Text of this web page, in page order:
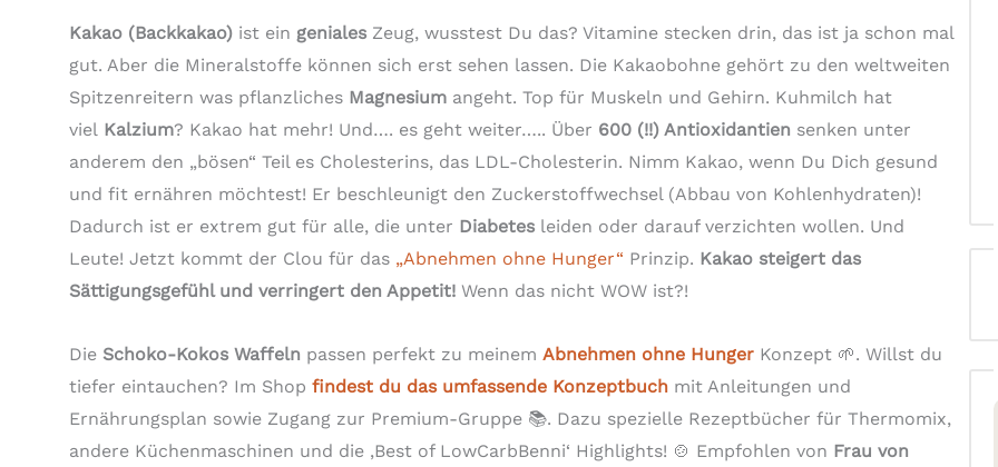
Kakao (Backkakao) ist ein geniales Zeug, wusstest Du das? Vitamine stecken drin, das ist ja schon mal
gut. Aber die Mineralstoffe können sich erst sehen lassen. Die Kakaobohne gehört zu den weltweiten
Spitzenreitern was pflanzliches Magnesium angeht. Top für Muskeln und Gehirn. Kuhmilch hat
viel Kalzium? Kakao hat mehr! Und…. es geht weiter….. Über 600 (!!) Antioxidantien senken unter
anderem den „bösen“ Teil es Cholesterins, das LDL-Cholesterin. Nimm Kakao, wenn Du Dich gesund
und fit ernähren möchtest! Er beschleunigt den Zuckerstoffwechsel (Abbau von Kohlenhydraten)!
Dadurch ist er extrem gut für alle, die unter Diabetes leiden oder darauf verzichten wollen. Und
Leute! Jetzt kommt der Clou für das „Abnehmen ohne Hunger“ Prinzip. Kakao steigert das
Sättigungsgefühl und verringert den Appetit! Wenn das nicht WOW ist?!
Die Schoko-Kokos Waffeln passen perfekt zu meinem Abnehmen ohne Hunger Konzept 🌱. Willst du
tiefer eintauchen? Im Shop findest du das umfassende Konzeptbuch mit Anleitungen und
Ernährungsplan sowie Zugang zur Premium-Gruppe 📚. Dazu spezielle Rezeptbücher für Thermomix,
andere Küchenmaschinen und die ‚Best of LowCarbBenni‘ Highlights! 🍲 Empfohlen von Frau von